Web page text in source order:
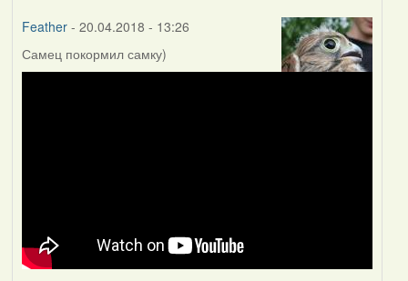
Feather- 20.04.2018 - 13:26
Самец покормил самку)